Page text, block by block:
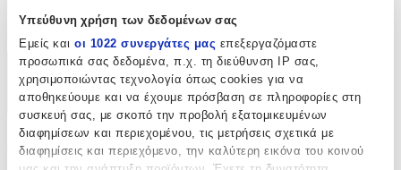
Υπεύθυνη χρήση των δεδομένων σας
Εμείς και οι 1022 συνεργάτες μας επεξεργαζόμαστε
προσωπικά σας δεδομένα, π.χ. τη διεύθυνση IP σας,
χρησιμοποιώντας τεχνολογία όπως cookies για να
αποθηκεύουμε και να έχουμε πρόσβαση σε πληροφορίες στη
συσκευή σας, με σκοπό την προβολή εξατομικευμένων
διαφημίσεων και περιεχομένου, τις μετρήσεις σχετικά με
διαφημίσεις και περιεχόμενο, την καλύτερη εικόνα του κοινού
Όχι
Χαρακτηριστικά
+
Χαρακτηριστικά